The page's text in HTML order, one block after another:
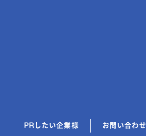
PRしたい企業様 お問い合わせ